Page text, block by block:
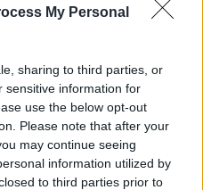
My Personal
sharing to third parties, or
sensitive information for
use the below opt-out
Please note that after your
may continue seeing
information utilized by
to third parties prior to
διελεύσεις
των Ευζώνων